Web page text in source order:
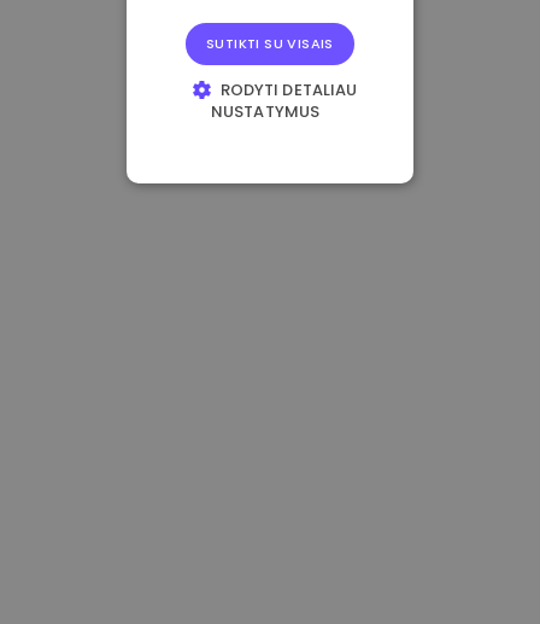
SUTIKTI SU VISAIS
RODYTI DETALIAU
NUSTATYMUS